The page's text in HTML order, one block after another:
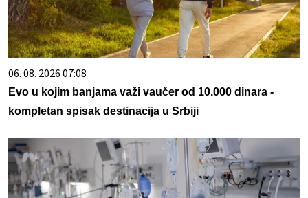
06. 08. 2026 07:08
Evo u kojim banjama važi vaučer od 10.000 dinara -
kompletan spisak destinacija u Srbiji